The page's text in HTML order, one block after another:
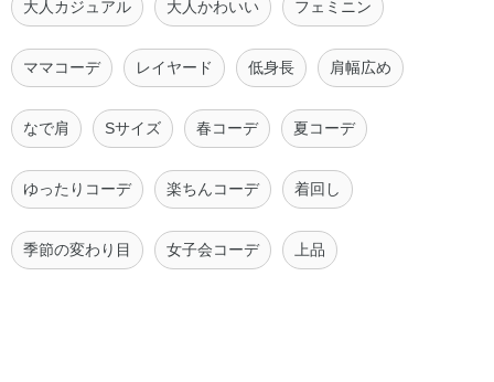
大人カジュアル 大人かわいい フェミニン
ママコーデ レイヤード 低身長 肩幅広め
なで肩 Sサイズ 春コーデ 夏コーデ
ゆったりコーデ 楽ちんコーデ 着回し
季節の変わり目 女子会コーデ 上品